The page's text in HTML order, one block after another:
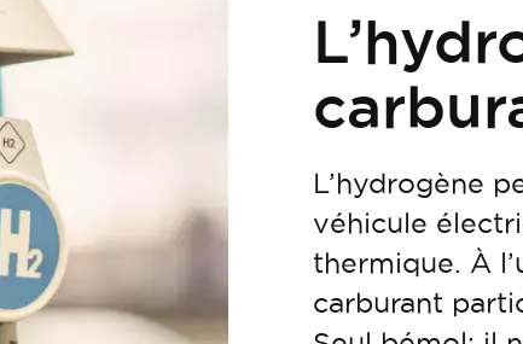
L’hydrogène
véhicule
thermique. À
carburant